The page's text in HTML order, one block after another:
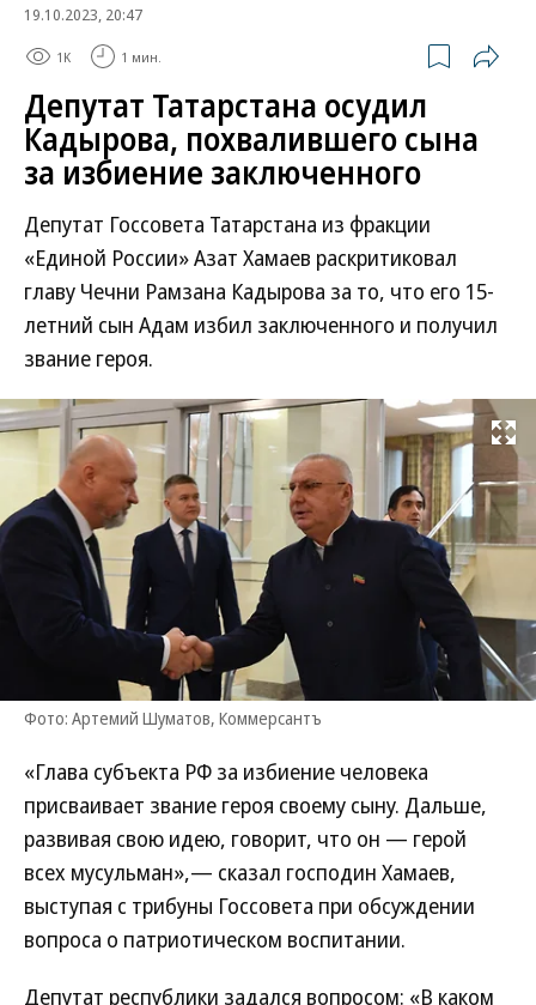
19.10.2023, 20:47
1K 1 мин.
Депутат Татарстана осудил
Кадырова, похвалившего сына
за избиение заключенного
Депутат Госсовета Татарстана из фракции
«Единой России» Азат Хамаев раскритиковал
главу Чечни Рамзана Кадырова за то, что его 15-
летний сын Адам избил заключенного и получил
звание героя.
Развернуть
Фото: Артемий Шуматов, Коммерсантъ
«Глава субъекта РФ за избиение человека
присваивает звание героя своему сыну. Дальше,
развивая свою идею, говорит, что он — герой
всех мусульман»,— сказал господин Хамаев,
выступая с трибуны Госсовета при обсуждении
вопроса о патриотическом воспитании.
Депутат республики задался вопросом: «В каком